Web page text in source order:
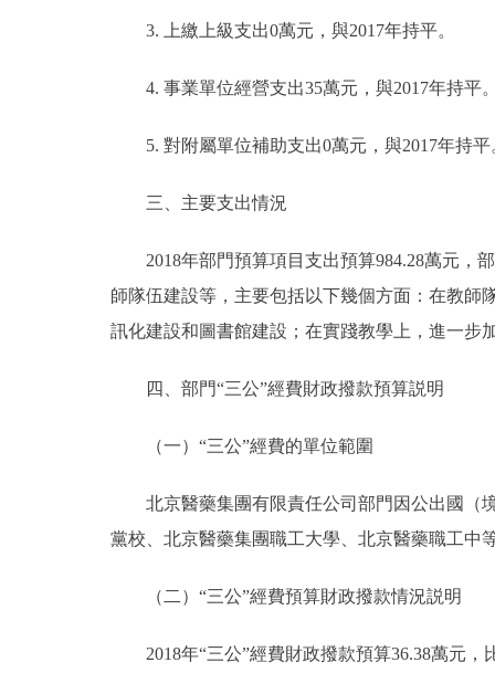
3. 上繳上級支出0萬元，與2017年持平。
4. 事業單位經營支出35萬元，與2017年持平
5. 對附屬單位補助支出0萬元，與2017年持平
三、主要支出情況
2018年部門預算項目支出預算984.28萬元，
師隊伍建設等，主要包括以下幾個方面：在教師
訊化建設和圖書館建設；在實踐教學上，進一步
四、部門“三公”經費財政撥款預算説明
（一）“三公”經費的單位範圍
北京醫藥集團有限責任公司部門因公出國（境
黨校、北京醫藥集團職工大學、北京醫藥職工中
（二）“三公”經費預算財政撥款情況説明
2018年“三公”經費財政撥款預算36.38萬元，